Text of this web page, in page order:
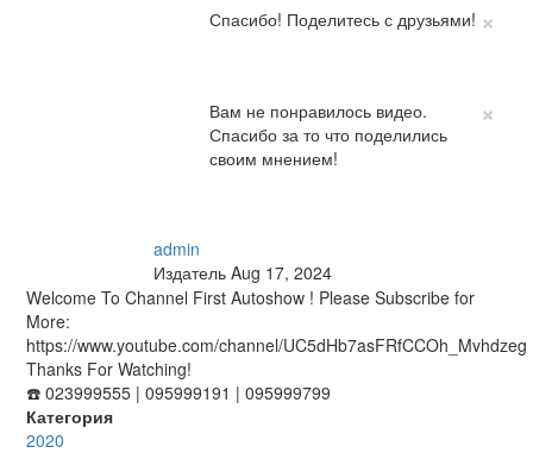
×
Спасибо! Поделитесь с друзьями!
×
Вам не понравилось видео.
Спасибо за то что поделились
своим мнением!
admin
Издатель Aug 17, 2024
Welcome To Channel First Autoshow ! Please Subscribe for
More:
https://www.youtube.com/channel/UC5dHb7asFRfCCOh_Mvhdzeg
Thanks For Watching!
☎️ 023999555 | 095999191 | 095999799
Категория
2020